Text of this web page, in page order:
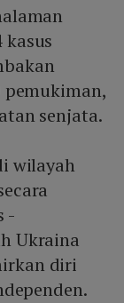
senjata.
wilayah
-
Ukraina
diri